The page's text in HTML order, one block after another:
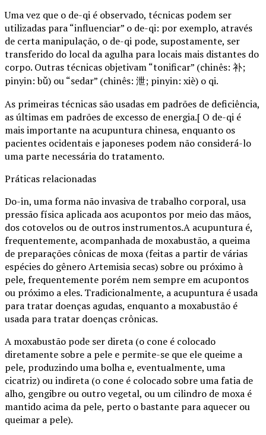
Uma vez que o de-qi é observado, técnicas podem ser
utilizadas para “influenciar” o de-qi: por exemplo, através
de certa manipulação, o de-qi pode, supostamente, ser
transferido do local da agulha para locais mais distantes do
corpo. Outras técnicas objetivam “tonificar” (chinês: 补;
pinyin: bǔ) ou “sedar” (chinês: 泄; pinyin: xiè) o qi.
As primeiras técnicas são usadas em padrões de deficiência,
as últimas em padrões de excesso de energia.[ O de-qi é
mais importante na acupuntura chinesa, enquanto os
pacientes ocidentais e japoneses podem não considerá-lo
uma parte necessária do tratamento.
Práticas relacionadas
Do-in, uma forma não invasiva de trabalho corporal, usa
pressão física aplicada aos acupontos por meio das mãos,
dos cotovelos ou de outros instrumentos.A acupuntura é,
frequentemente, acompanhada de moxabustão, a queima
de preparações cônicas de moxa (feitas a partir de várias
espécies do gênero Artemisia secas) sobre ou próximo à
pele, frequentemente porém nem sempre em acupontos
ou próximo a eles. Tradicionalmente, a acupuntura é usada
para tratar doenças agudas, enquanto a moxabustão é
usada para tratar doenças crônicas.
A moxabustão pode ser direta (o cone é colocado
diretamente sobre a pele e permite-se que ele queime a
pele, produzindo uma bolha e, eventualmente, uma
cicatriz) ou indireta (o cone é colocado sobre uma fatia de
alho, gengibre ou outro vegetal, ou um cilindro de moxa é
mantido acima da pele, perto o bastante para aquecer ou
queimar a pele).